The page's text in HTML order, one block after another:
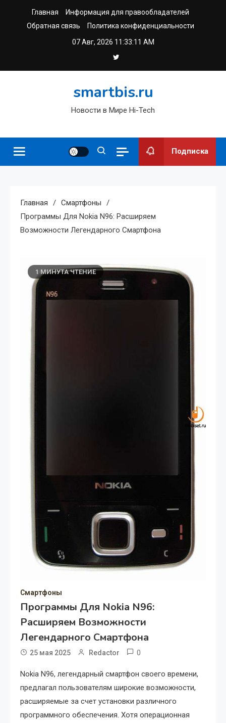
Главная
Информация для правообладателей
Обратная связь
Политика конфиденциальности
07 Авг, 2026 11:33:11 AM
smartbis.ru
Новости в Мире Hi-Tech
Подписка
Главная
Смартфоны
Программы Для Nokia N96: Расширяем
Возможности Легендарного Смартфона
1 МИНУТА ЧТЕНИЕ
Смартфоны
Программы Для Nokia N96:
Расширяем Возможности
Легендарного Смартфона
25 мая 2025 Redactor 0
Nokia N96, легендарный смартфон своего времени,
предлагал пользователям широкие возможности,
расширяемые за счет установки различного
программного обеспечения. Хотя операционная